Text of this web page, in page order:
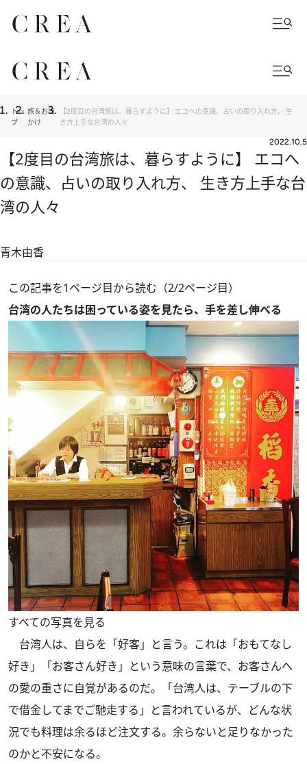
トッ
プ
旅＆お出
かけ
【2度目の台湾旅は、暮らすように】 エコへの意識、占いの取り入れ方、 生
き方上手な台湾の人々
2022.10.5
【2度目の台湾旅は、暮らすように】 エコへ
の意識、占いの取り入れ方、 生き方上手な台
湾の人々
青木由香
この記事を1ページ目から読む（2/2ページ目）
台湾の人たちは困っている姿を見たら、手を差し伸べる
すべての写真を見る
台湾人は、自らを「好客」と言う。これは「おもてなし
好き」「お客さん好き」という意味の言葉で、お客さんへ
の愛の重さに自覚があるのだ。「台湾人は、テーブルの下
で借金してまでご馳走する」と言われているが、どんな状
況でも料理は余るほど注文する。余らないと足りなかった
のかと不安になる。